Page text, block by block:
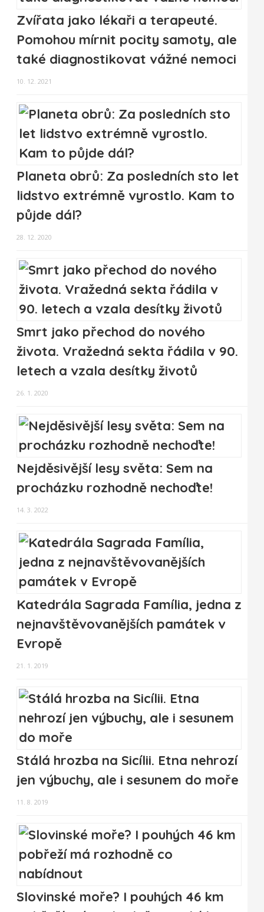
Zvířata jako lékaři a terapeuté.
Pomohou mírnit pocity samoty, ale
také diagnostikovat vážné nemoci
10. 12. 2021
Planeta obrů: Za posledních sto let
lidstvo extrémně vyrostlo. Kam to
půjde dál?
28. 12. 2020
Smrt jako přechod do nového
života. Vražedná sekta řádila v 90.
letech a vzala desítky životů
26. 1. 2020
Nejděsivější lesy světa: Sem na
procházku rozhodně nechoďte!
14. 3. 2022
Katedrála Sagrada Família, jedna z
nejnavštěvovanějších památek v
Evropě
21. 1. 2019
Stálá hrozba na Sicílii. Etna nehrozí
jen výbuchy, ale i sesunem do moře
11. 8. 2019
Slovinské moře? I pouhých 46 km